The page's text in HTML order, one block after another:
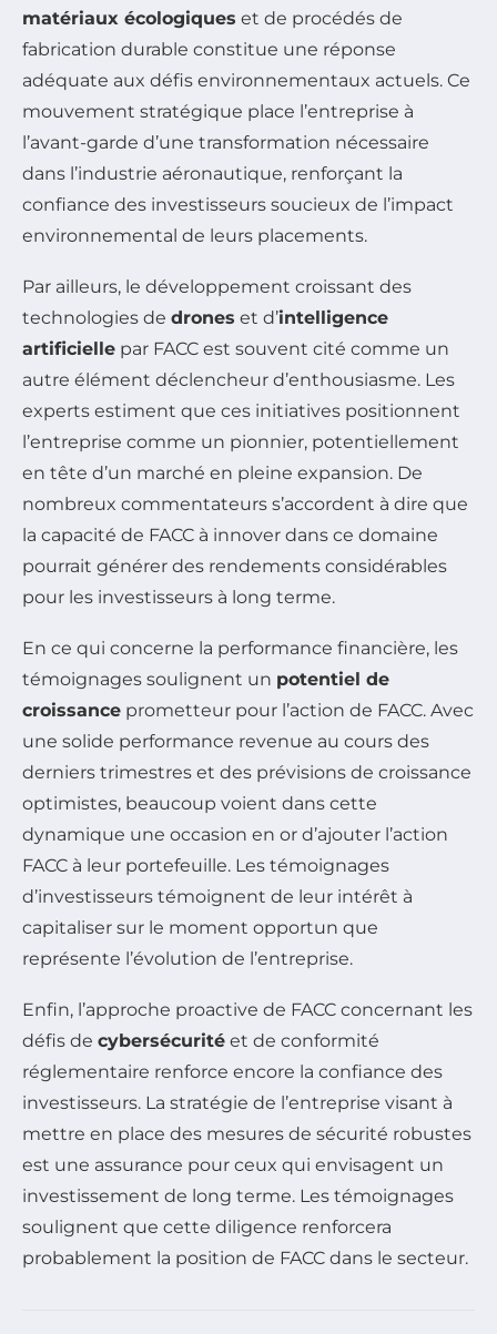
matériaux écologiques et de procédés de
fabrication durable constitue une réponse
adéquate aux défis environnementaux actuels. Ce
mouvement stratégique place l’entreprise à
l’avant-garde d’une transformation nécessaire
dans l’industrie aéronautique, renforçant la
confiance des investisseurs soucieux de l’impact
environnemental de leurs placements.
Par ailleurs, le développement croissant des
technologies de drones et d’intelligence
artificielle par FACC est souvent cité comme un
autre élément déclencheur d’enthousiasme. Les
experts estiment que ces initiatives positionnent
l’entreprise comme un pionnier, potentiellement
en tête d’un marché en pleine expansion. De
nombreux commentateurs s’accordent à dire que
la capacité de FACC à innover dans ce domaine
pourrait générer des rendements considérables
pour les investisseurs à long terme.
En ce qui concerne la performance financière, les
témoignages soulignent un potentiel de
croissance prometteur pour l’action de FACC. Avec
une solide performance revenue au cours des
derniers trimestres et des prévisions de croissance
optimistes, beaucoup voient dans cette
dynamique une occasion en or d’ajouter l’action
FACC à leur portefeuille. Les témoignages
d’investisseurs témoignent de leur intérêt à
capitaliser sur le moment opportun que
représente l’évolution de l’entreprise.
Enfin, l’approche proactive de FACC concernant les
défis de cybersécurité et de conformité
réglementaire renforce encore la confiance des
investisseurs. La stratégie de l’entreprise visant à
mettre en place des mesures de sécurité robustes
est une assurance pour ceux qui envisagent un
investissement de long terme. Les témoignages
soulignent que cette diligence renforcera
probablement la position de FACC dans le secteur.